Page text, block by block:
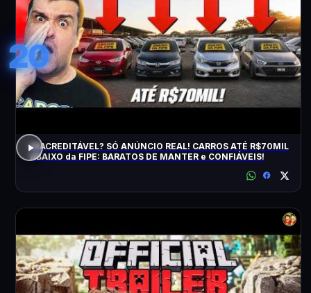
20
INACREDITÁVEL? SÓ ANÚNCIO REAL! CARROS ATÉ R$70MIL
ABAIXO da FIPE: BARATOS DE MANTER e CONFIÁVEIS!